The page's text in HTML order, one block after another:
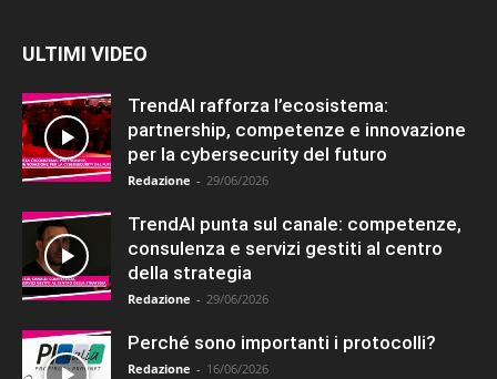
ULTIMI VIDEO
TrendAI rafforza l’ecosistema:
partnership, competenze e innovazione
per la cybersecurity del futuro
Redazione - 29/06/2026
TrendAI punta sul canale: competenze,
consulenza e servizi gestiti al centro
della strategia
Redazione - 29/06/2026
Perché sono importanti i protocolli?
Redazione - 16/06/2026